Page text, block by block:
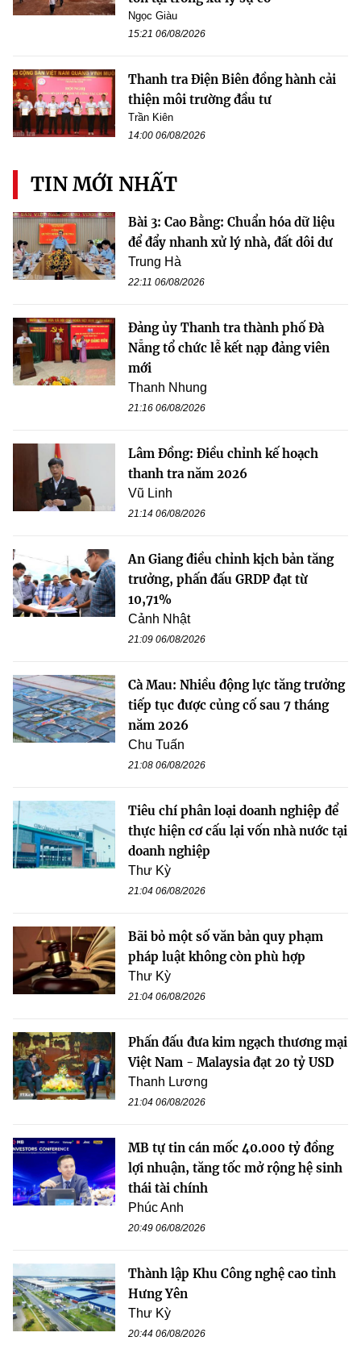
Ngọc Giàu
15:21 06/08/2026
Thanh tra Điện Biên đồng hành cải
thiện môi trường đầu tư
Trần Kiên
14:00 06/08/2026
TIN MỚI NHẤT
Bài 3: Cao Bằng: Chuẩn hóa dữ liệu
để đẩy nhanh xử lý nhà, đất dôi dư
Trung Hà
22:11 06/08/2026
Đảng ủy Thanh tra thành phố Đà
Nẵng tổ chức lễ kết nạp đảng viên
mới
Thanh Nhung
21:16 06/08/2026
Lâm Đồng: Điều chỉnh kế hoạch
thanh tra năm 2026
Vũ Linh
21:14 06/08/2026
An Giang điều chỉnh kịch bản tăng
trưởng, phấn đấu GRDP đạt từ
10,71%
Cảnh Nhật
21:09 06/08/2026
Cà Mau: Nhiều động lực tăng trưởng
tiếp tục được củng cố sau 7 tháng
năm 2026
Chu Tuấn
21:08 06/08/2026
Tiêu chí phân loại doanh nghiệp để
thực hiện cơ cấu lại vốn nhà nước tại
doanh nghiệp
Thư Kỳ
21:04 06/08/2026
Bãi bỏ một số văn bản quy phạm
pháp luật không còn phù hợp
Thư Kỳ
21:04 06/08/2026
Phấn đấu đưa kim ngạch thương mại
Việt Nam - Malaysia đạt 20 tỷ USD
Thanh Lương
21:04 06/08/2026
MB tự tin cán mốc 40.000 tỷ đồng
lợi nhuận, tăng tốc mở rộng hệ sinh
thái tài chính
Phúc Anh
20:49 06/08/2026
Thành lập Khu Công nghệ cao tỉnh
Hưng Yên
Thư Kỳ
20:44 06/08/2026